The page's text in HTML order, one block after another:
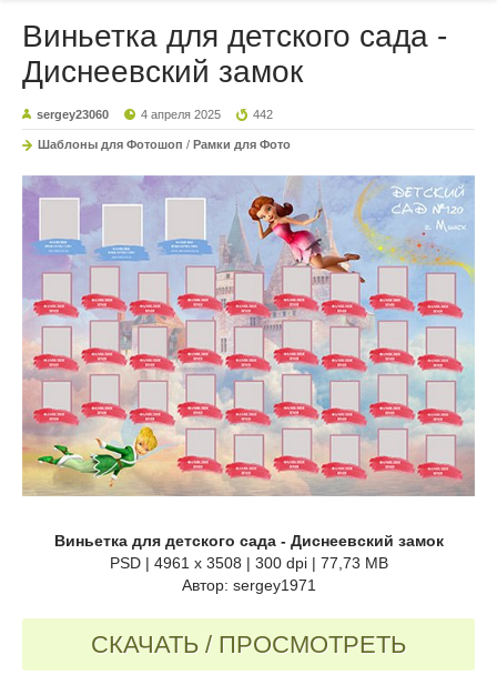
Виньетка для детского сада -
Диснеевский замок
sergey23060 4 апреля 2025 442
Шаблоны для Фотошоп / Рамки для Фото
Виньетка для детского сада - Диснеевский замок
PSD | 4961 x 3508 | 300 dpi | 77,73 MB
Автор: sergey1971
СКАЧАТЬ / ПРОСМОТРЕТЬ